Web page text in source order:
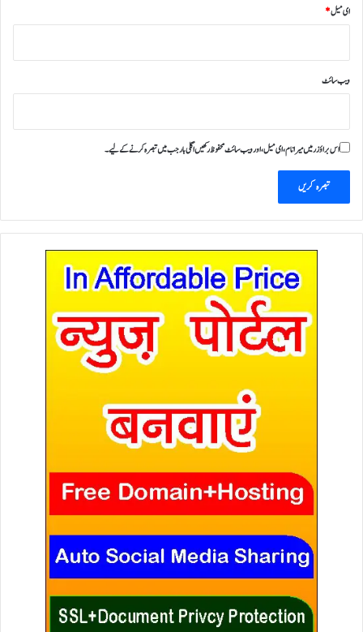
ای میل*
ویب‌ سائٹ
اس براؤزر میں میرا نام، ای میل، اور ویب سائٹ محفوظ رکھیں اگلی بار جب میں تبصرہ کرنے کےلیے۔